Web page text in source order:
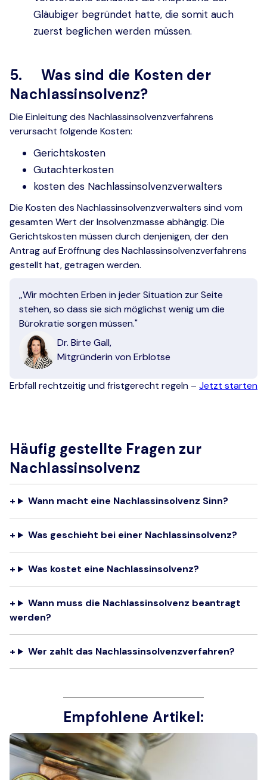
Gläubiger begründet hatte, die somit auch
zuerst beglichen werden müssen.
5. Was sind die Kosten der
Nachlassinsolvenz?
Die Einleitung des Nachlassinsolvenzverfahrens
verursacht folgende Kosten:
Gerichtskosten
Gutachterkosten
kosten des Nachlassinsolvenzverwalters
Die Kosten des Nachlassinsolvenzverwalters sind vom
gesamten Wert der Insolvenzmasse abhängig. Die
Gerichtskosten müssen durch denjenigen, der den
Antrag auf Eröffnung des Nachlassinsolvenzverfahrens
gestellt hat, getragen werden.
„Wir möchten Erben in jeder Situation zur Seite
stehen, so dass sie sich möglichst wenig um die
Bürokratie sorgen müssen."
Dr. Birte Gall,
Mitgründerin von Erblotse
Erbfall rechtzeitig und fristgerecht regeln – Jetzt starten
Häufig gestellte Fragen zur
Nachlassinsolvenz
Wann macht eine Nachlassinsolvenz Sinn?
Was geschieht bei einer Nachlassinsolvenz?
Was kostet eine Nachlassinsolvenz?
Wann muss die Nachlassinsolvenz beantragt
werden?
Wer zahlt das Nachlassinsolvenzverfahren?
Empfohlene Artikel: